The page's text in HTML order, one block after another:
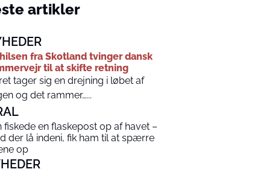
artikler
fra Skotland tvinger dansk
til at skifte retning
tager sig en drejning i løbet af
og det rammer…...
fiskede en flaskepost op af havet –
der lå indeni, fik ham til at spærre
op